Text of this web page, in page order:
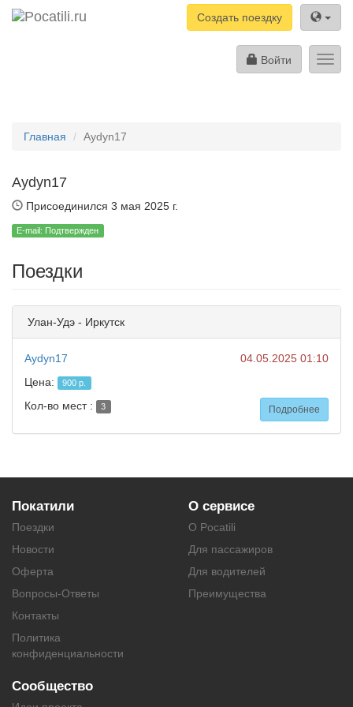
Создать поездку
Войти
Главная Aydyn17
Aydyn17
Присоединился 3 мая 2025 г.
E-mail: Подтвержден
Поездки
Улан-Удэ - Иркутск
Aydyn17
04.05.2025 01:10
Цена:
900 р.
Кол-во мест : 3 Подробнее
Покатили
Поездки
Новости
Оферта
Вопросы-Ответы
Контакты
Политика
конфиденциальности
О сервисе
О Pocatili
Для пассажиров
Для водителей
Преимущества
Сообщество